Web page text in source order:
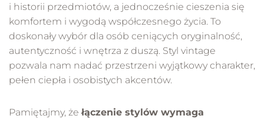
i historii przedmiotów, a jednocześnie cieszenia się
komfortem i wygodą współczesnego życia. To
doskonały wybór dla osób ceniących oryginalność,
autentyczność i wnętrza z duszą. Styl vintage
pozwala nam nadać przestrzeni wyjątkowy charakter,
pełen ciepła i osobistych akcentów.
Pamiętajmy, że łączenie stylów wymaga